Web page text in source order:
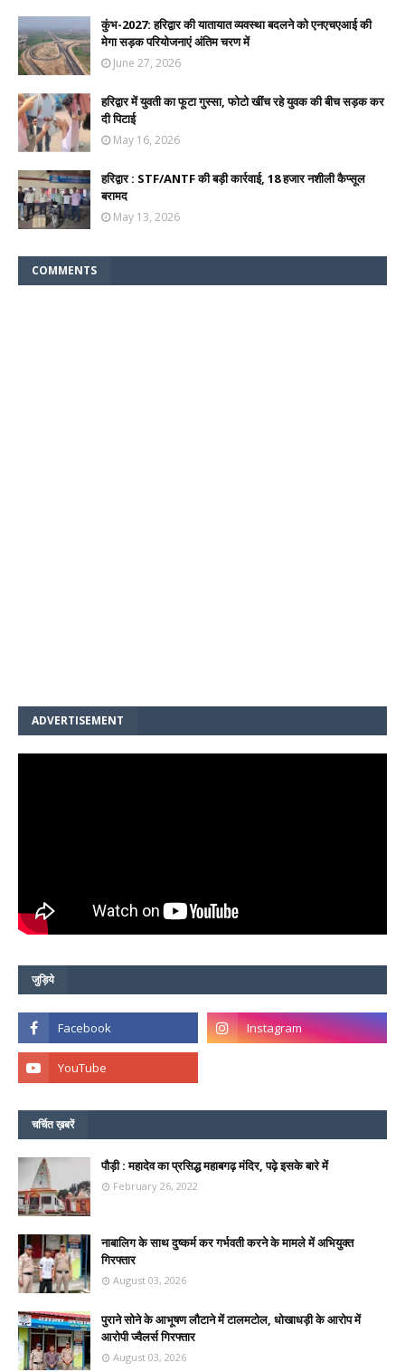
कुंभ-2027: हरिद्वार की यातायात व्यवस्था बदलने को एनएचएआई की
मेगा सड़क परियोजनाएं अंतिम चरण में
June 27, 2026
हरिद्वार में युवती का फूटा गुस्सा, फोटो खींच रहे युवक की बीच सड़क कर
दी पिटाई
May 16, 2026
हरिद्वार : STF/ANTF की बड़ी कार्रवाई, 18 हजार नशीली कैप्सूल
बरामद
May 13, 2026
COMMENTS
ADVERTISEMENT
जुड़िये
चर्चित ख़बरें
पौड़ी : महादेव का प्रसिद्ध महाबगढ़ मंदिर, पढ़े इसके बारे में
February 26, 2022
नाबालिग के साथ दुष्कर्म कर गर्भवती करने के मामले में अभियुक्त
गिरफ्तार
August 03, 2026
पुराने सोने के आभूषण लौटाने में टालमटोल, धोखाधड़ी के आरोप में
आरोपी ज्वैलर्स गिरफ्तार
August 03, 2026